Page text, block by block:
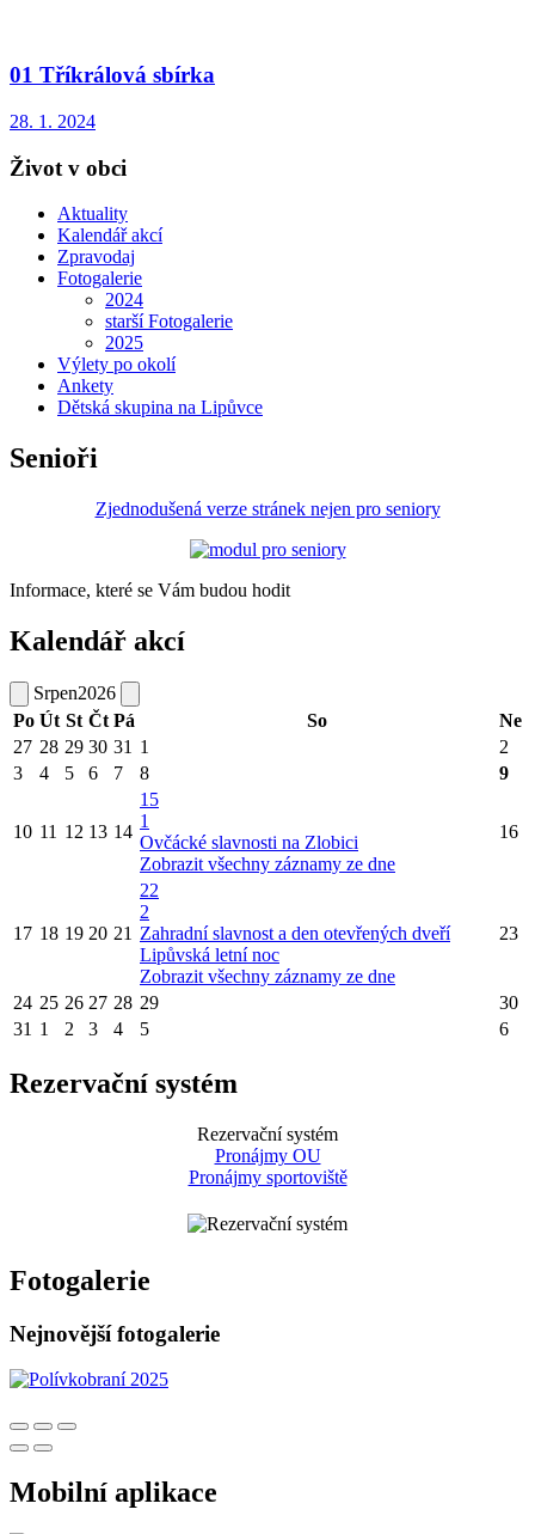
01 Tříkrálová sbírka
28. 1. 2024
Život v obci
Aktuality
Kalendář akcí
Zpravodaj
Fotogalerie
2024
starší Fotogalerie
2025
Výlety po okolí
Ankety
Dětská skupina na Lipůvce
Senioři
Zjednodušená verze stránek nejen pro seniory
Informace, které se Vám budou hodit
Kalendář akcí
Srpen2026
Po Út St Čt Pá So
Ne
27 28 29 30 31 1
2
3
4 5 6 7 8 9
10 11 12 13 14
15
1
Ovčácké slavnosti na Zlobici
Zobrazit všechny záznamy ze dne
16
17 18 19 20 21
22
2
Zahradní slavnost a den otevřených dveří
Lipůvská letní noc
Zobrazit všechny záznamy ze dne
23
24 25 26 27 28 29
30
31 1 2 3 4 5 6
Rezervační systém
Rezervační systém
Pronájmy OU
Pronájmy sportoviště
Fotogalerie
Nejnovější fotogalerie
Mobilní aplikace